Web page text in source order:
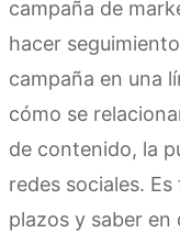
campaña de
hacer
campaña en una
cómo se
de contenido, la
redes sociales.
plazos y saber en